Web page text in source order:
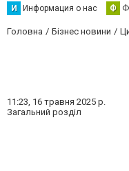
И Информация о нас Ф
Головна Бізнес новини
11:23, 16 травня 2025 р.
Загальний розділ